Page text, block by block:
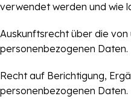
verwendet werden und wie
Auskunftsrecht über die
personenbezogenen Daten.
Recht auf Berichtigung,
personenbezogenen Daten.